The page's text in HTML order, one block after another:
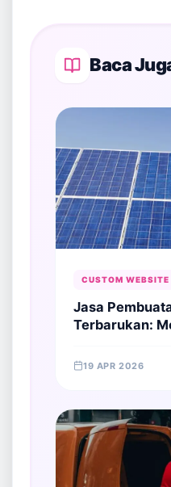
Baca
CUSTOM WEBSITE
Jasa
Terbarukan:
19 APR 2026